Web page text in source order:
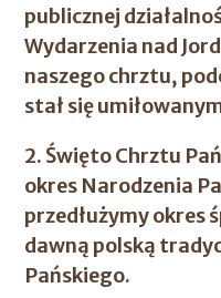
publicznej
Wydarzenia nad
naszego chrztu,
stał się
2. Święto Chrztu
okres Narodzenia
przedłużymy okres
dawną polską
Pańskiego.